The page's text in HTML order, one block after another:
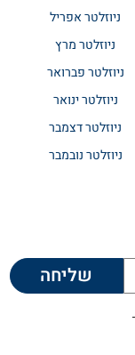
ניוזלטר אפריל
ניוזלטר מרץ
ניוזלטר פברואר
ניוזלטר ינואר
ניוזלטר דצמבר
ניוזלטר נובמבר
שליחה